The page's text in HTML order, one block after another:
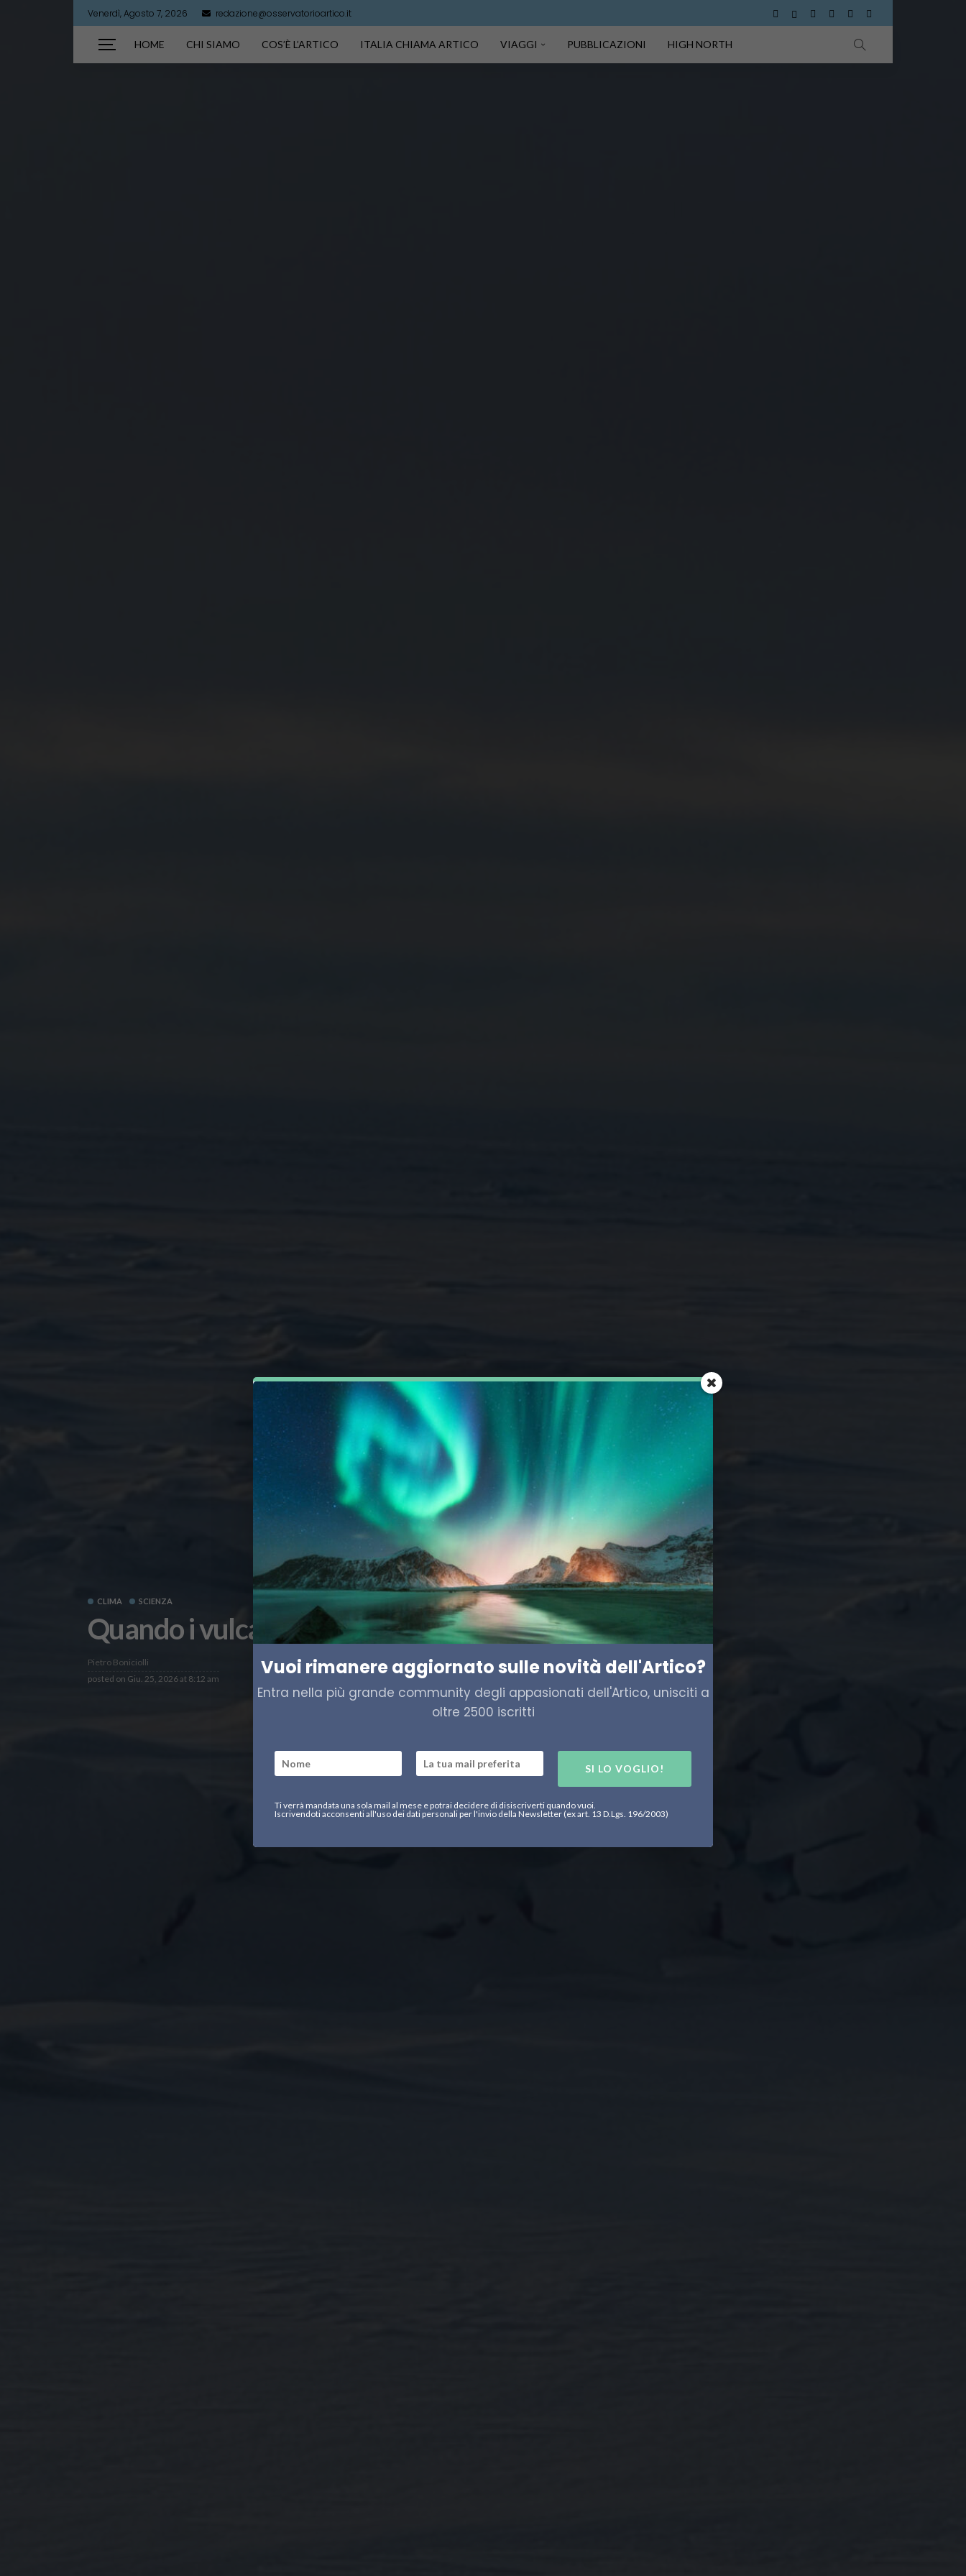
Venerdì, Agosto 7, 2026 redazione@osservatorioartico.it
HOME CHI SIAMO COS’È L’ARTICO ITALIA CHIAMA ARTICO VIAGGI PUBBLICAZIONI HIGH NORTH
CLIMA SCIENZA
Quando i vulcani raffreddavano l’Artico
Pietro Boniciolli
posted on Giu. 25, 2026 at 8:12 am Vuoi rimanere aggiornato sulle novità dell'Artico?
Entra nella più grande community degli appasionati dell'Artico, unisciti a
oltre 2500 iscritti
SI LO VOGLIO!
Ti verrà mandata una sola mail al mese e potrai decidere di disiscriverti quando vuoi.
Iscrivendoti acconsenti all'uso dei dati personali per l'invio della Newsletter (ex art. 13 D.Lgs. 196/2003)